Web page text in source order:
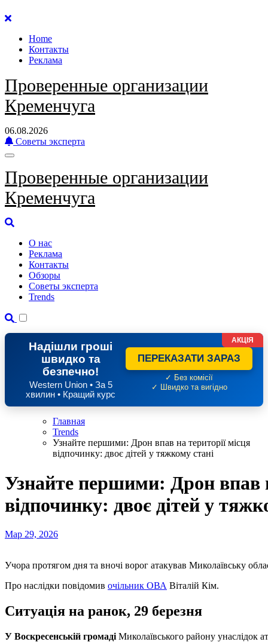
Перейти
содержанию
Home
Контакты
Реклама
Проверенные организации
Кременчуга
06.08.2026
Советы эксперта
Проверенные организации
Кременчуга
О нас
Реклама
Контакты
Обзоры
Советы эксперта
Trends
Надішли гроші
швидко та
безпечно!
Western Union • За 5
хвилин • Кращий курс
ПЕРЕКАЗАТИ ЗАРАЗ
✓ Без комісії
✓ Швидко та вигідно
АКЦІЯ
Главная
Trends
Узнайте першими: Дрон впав на території місця
відпочинку: двоє дітей у тяжкому стані
Узнайте першими: Дрон впав
відпочинку: двоє дітей у
Мар 29, 2026
Учора протягом дня та вночі ворог атакував Миколаївську
Про наслідки повідомив очільник ОВА Віталій Кім.
Ситуація на ранок, 29 березня
У Воскресенській громаді Миколаївського району унаслідок